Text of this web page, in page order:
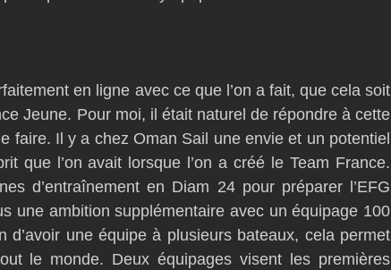
en ligne avec ce que l’on a fait, que cela soit
Jeune. Pour moi, il était naturel de répondre à cette
faire. Il y a chez Oman Sail une envie et un potentiel
que l’on avait lorsque l’on a créé le Team France.
d’entraînement en Diam 24 pour préparer l’EFG
une ambition supplémentaire avec un équipage 100
d’avoir une équipe à plusieurs bateaux, cela permet
le monde. Deux équipages visent les premières